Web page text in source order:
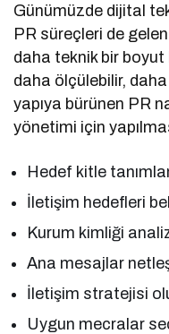
Günümüzde dijital
PR süreçleri de
daha teknik bir boyut
daha ölçülebilir,
yapıya bürünen PR
yönetimi için
Hedef kitle
İletişim hedefleri
Kurum kimliği
Ana mesajlar
İletişim stratejisi
Uygun mecralar